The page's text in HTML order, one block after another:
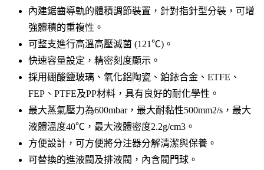
內建鋸齒導軌的體積調節裝置，針對指針型分裝，可增
強體積的重複性。
可整支進行高溫高壓滅菌 (121℃)。
快速容量設定，精密刻度顯示。
採用硼酸鹽玻璃、氧化鋁陶瓷、鉑銥合金、ETFE、
FEP、PTFE及PP材料，具有良好的耐化學性。
最大蒸氣壓力為600mbar，最大耐黏性500mm2/s，最大
液體溫度40℃，最大液體密度2.2g/cm3。
方便設計，可方便將分注器分解清潔與保養。
可替換的進液閥及排液閥，內含閥門球。